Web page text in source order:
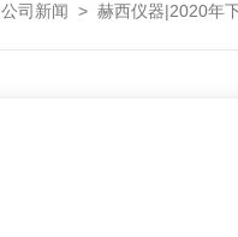
公司新闻 > 赫西仪器|2020年